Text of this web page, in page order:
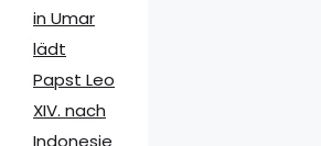
in Umar
lädt
Papst Leo
XIV. nach
Indonesie